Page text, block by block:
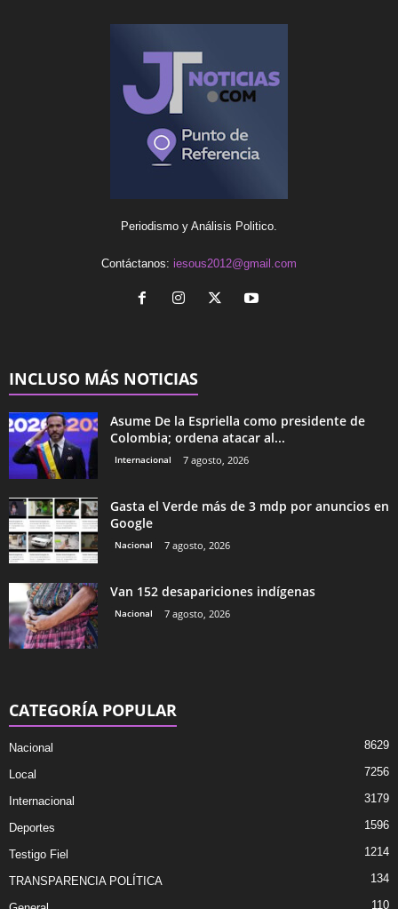
Periodismo y Análisis Politico.
Contáctanos: iesous2012@gmail.com
INCLUSO MÁS NOTICIAS
Asume De la Espriella como presidente de
Colombia; ordena atacar al...
Internacional 7 agosto, 2026
Gasta el Verde más de 3 mdp por anuncios en
Google
Nacional 7 agosto, 2026
Van 152 desapariciones indígenas
Nacional 7 agosto, 2026
CATEGORÍA POPULAR
Nacional 8629
Local 7256
Internacional 3179
Deportes 1596
Testigo Fiel 1214
TRANSPARENCIA POLÍTICA 134
110